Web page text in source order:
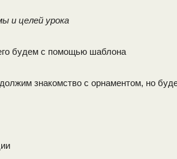
и целей урока
будем с помощью шаблона
знакомство с орнаментом, но